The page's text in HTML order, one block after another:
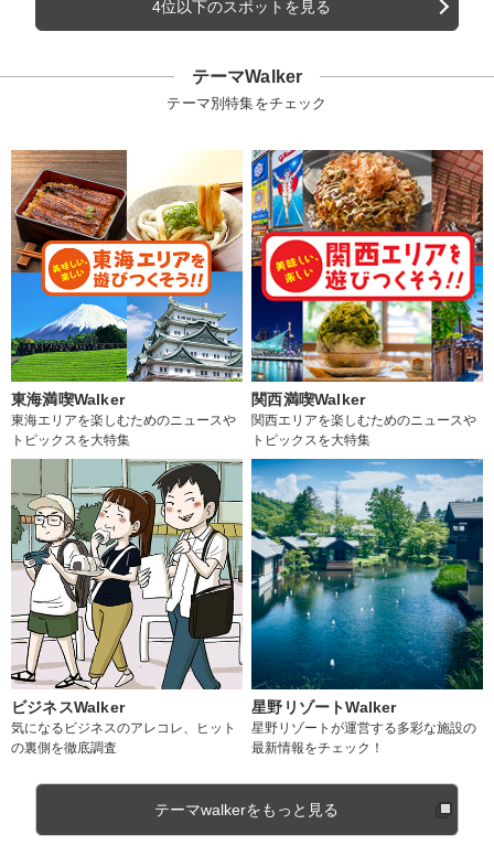
4位以下のスポットを見る
テーマWalker
テーマ別特集をチェック
東海満喫Walker
東海エリアを楽しむためのニュースや
トピックスを大特集
関西満喫Walker
関西エリアを楽しむためのニュースや
トピックスを大特集
ビジネスWalker
気になるビジネスのアレコレ、ヒット
の裏側を徹底調査
星野リゾートWalker
星野リゾートが運営する多彩な施設の
最新情報をチェック！
テーマwalkerをもっと見る